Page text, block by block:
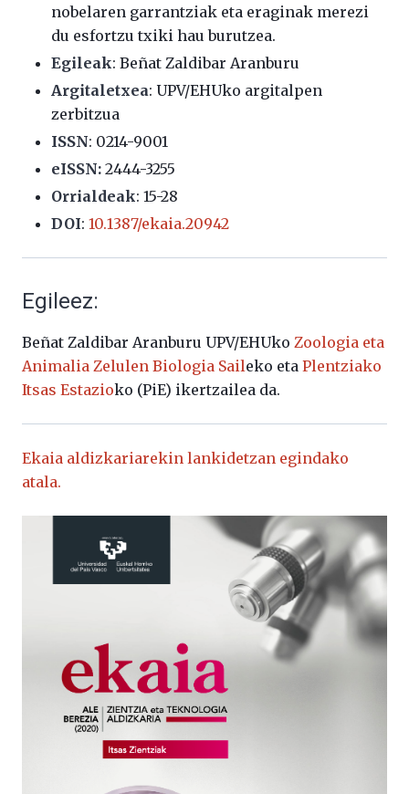
nobelaren garrantziak eta eraginak merezi
du esfortzu txiki hau burutzea.
Egileak: Beñat Zaldibar Aranburu
Argitaletxea: UPV/EHUko argitalpen
zerbitzua
ISSN: 0214-9001
eISSN: 2444-3255
Orrialdeak: 15-28
DOI: 10.1387/ekaia.20942
Egileez:
Beñat Zaldibar Aranburu UPV/EHUko Zoologia eta
Animalia Zelulen Biologia Saileko eta Plentziako
Itsas Estazioko (PiE) ikertzailea da.
Ekaia aldizkariarekin lankidetzan egindako
atala.